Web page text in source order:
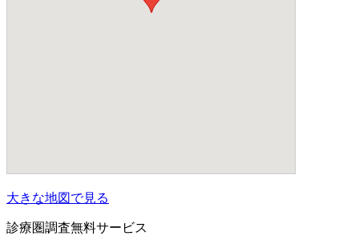
大きな地図で見る
診療圏調査無料サービス